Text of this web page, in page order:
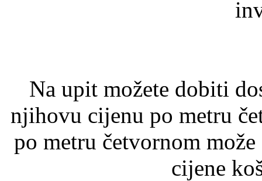
Na upit možete dobiti
njihovu cijenu po metru
po metru četvornom
cijene